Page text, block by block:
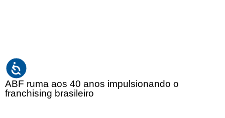
ABF ruma aos 40 anos impulsionando o
franchising brasileiro